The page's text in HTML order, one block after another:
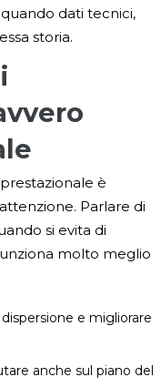
dati tecnici,
storia.
è
Parlare di
si evita di
molto meglio
e migliorare
anche sul piano del